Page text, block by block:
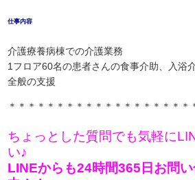
仕事内容
介護療養病棟での介護業務
1フロア60名の患者さんの食事介助、入浴
全般の支援
＊＊＊＊＊＊＊＊＊＊＊＊＊＊＊＊＊＊＊
ちょっとした質問でも気軽に
い♪
LINEからも24時間365日お問